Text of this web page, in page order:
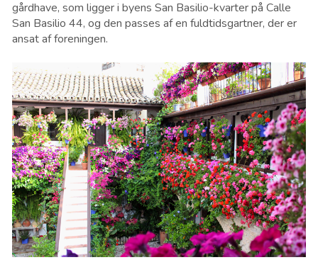
gårdhave, som ligger i byens San Basilio-kvarter på Calle
San Basilio 44, og den passes af en fuldtidsgartner, der er
ansat af foreningen.